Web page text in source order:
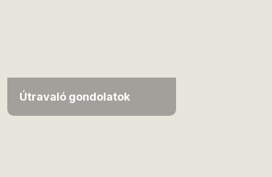
Útravaló gondolatok